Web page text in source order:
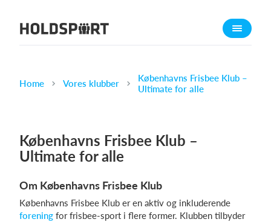
Om Holdsport
Karriere
Funktioner
Kalender
Webshop
Home Vores klubber
Københavns Frisbee Klub –
Ultimate for alle
Københavns Frisbee Klub –
Ultimate for alle
Om Københavns Frisbee Klub
Københavns Frisbee Klub er en aktiv og inkluderende
forening for frisbee-sport i flere former. Klubben tilbyder